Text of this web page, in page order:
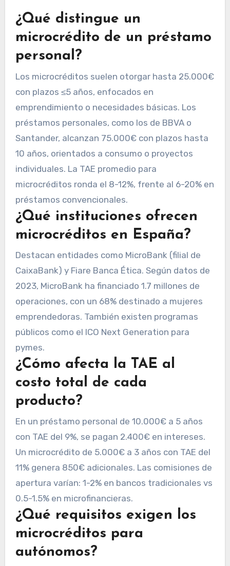
¿Qué distingue un
microcrédito de un préstamo
personal?
Los microcréditos suelen otorgar hasta 25.000€
con plazos ≤5 años, enfocados en
emprendimiento o necesidades básicas. Los
préstamos personales, como los de BBVA o
Santander, alcanzan 75.000€ con plazos hasta
10 años, orientados a consumo o proyectos
individuales. La TAE promedio para
microcréditos ronda el 8-12%, frente al 6-20% en
préstamos convencionales.
¿Qué instituciones ofrecen
microcréditos en España?
Destacan entidades como MicroBank (filial de
CaixaBank) y Fiare Banca Ética. Según datos de
2023, MicroBank ha financiado 1.7 millones de
operaciones, con un 68% destinado a mujeres
emprendedoras. También existen programas
públicos como el ICO Next Generation para
pymes.
¿Cómo afecta la TAE al
costo total de cada
producto?
En un préstamo personal de 10.000€ a 5 años
con TAE del 9%, se pagan 2.400€ en intereses.
Un microcrédito de 5.000€ a 3 años con TAE del
11% genera 850€ adicionales. Las comisiones de
apertura varían: 1-2% en bancos tradicionales vs
0.5-1.5% en microfinancieras.
¿Qué requisitos exigen los
microcréditos para
autónomos?